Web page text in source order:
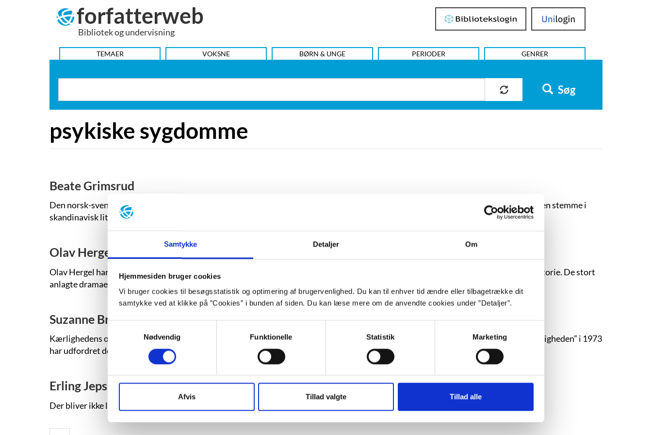
Samtykke Detaljer Om
Hjemmesiden bruger cookies
Vi bruger cookies til besøgsstatistik og optimering af brugervenlighed. Du kan til enhver tid ændre eller tilbagetrække dit
samtykke ved at klikke på ”Cookies” i bunden af siden. Du kan læse mere om de anvendte cookies under ”Detaljer”.
Nødvendig
Funktionelle Statistik Marketing
Afvis Tillad valgte Tillad alle
forfatterweb
Bibliotek og undervisning
Bibliotekslogin UniLogin
HOVEDMENU
TEMAER VOKSNE BØRN & UNGE PERIODER GENRER
Søg
psykiske sygdomme
Beate Grimsrud
Den norsk-svenske forfatter, dramatiker og regissør Beate Grimsrud har med personlige og sansemættede romaner skabt sin helt egen stemme i
skandinavisk litteratur.
Olav Hergel
Olav Hergel har med sine to højspændte nøgleromaner, ”Flygtningen” og ”Indvandreren”, leveret sit eget kapitel i nyere danmarkshistorie. De stort
anlagte dramaer er skrevet ind i en genkendelig virkelighed, som den har set ud i Danmark gennem de seneste ti år.
Suzanne Brøgger
Kærlighedens og erotikkens frontkæmper kunne man kalde den danske forfatter Suzanne Brøgger, der siden sin debut ”Fri os fra kærligheden” i 1973
har udfordret de moderne samlivsformer igennem litteraturen og deltagelse i den offentlige debat.
Erling Jepsen
Der bliver ikke lagt fingre imellem, når Erling Jepsen lufter skeletterne i sine hovedpersoners skabe og blotlægger fortielser og løgne.